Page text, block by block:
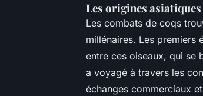
Les origines
Les combats de coqs
millénaires. Les premiers
entre ces oiseaux, qui se
a voyagé à travers les
échanges commerciaux